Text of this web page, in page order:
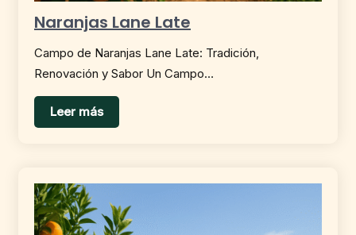
Naranjas Lane Late
Campo de Naranjas Lane Late: Tradición,
Renovación y Sabor Un Campo…
Leer más